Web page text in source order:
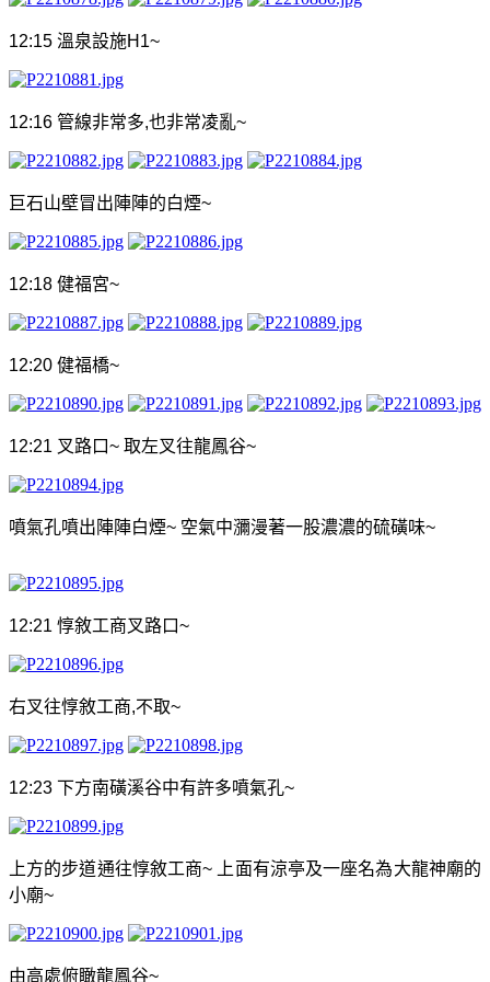
12:15 溫泉設施H1~
12:16 管線非常多,也非常凌亂~
巨石山壁冒出陣陣的白煙~
12:18 健福宮~
12:20 健福橋~
12:21 叉路口~ 取左叉往龍鳳谷~
噴氣孔噴出陣陣白煙~ 空氣中瀰漫著一股濃濃的硫磺味~
12:21 惇敘工商叉路口~
右叉往惇敘工商,不取~
12:23 下方南磺溪谷中有許多噴氣孔~
上方的步道通往惇敘工商~
上面有涼亭及一座名為大龍神廟的
小廟~
由高處俯瞰龍鳳谷~